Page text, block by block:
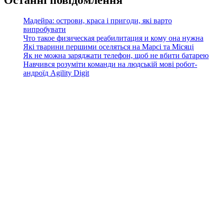
Мадейра: острови, краса і пригоди, які варто
випробувати
Что такое физическая реабилитация и кому она нужна
Які тварини першими оселяться на Марсі та Місяці
Як не можна заряджати телефон, щоб не вбити батарею
Навчився розуміти команди на людській мові робот-
андроїд Agility Digit